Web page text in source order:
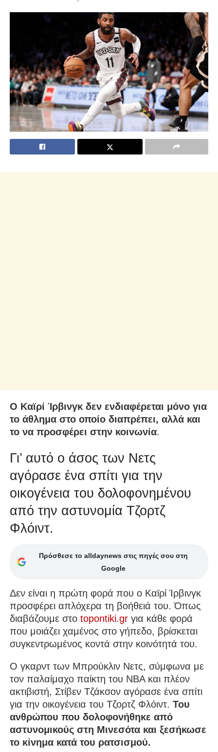
Ο Καϊρί Ίρβινγκ δεν ενδιαφέρεται μόνο για
το άθλημα στο οποίο διαπρέπει, αλλά και
το να προσφέρει στην κοινωνία.
Γι’ αυτό ο άσος των Νετς
αγόρασε ένα σπίτι για την
οικογένεια του δολοφονημένου
από την αστυνομία Τζορτζ
Φλόιντ.
Πρόσθεσε το alldaynews στις πηγές σου στη
Google
Δεν είναι η πρώτη φορά που ο Καϊρί Ίρβινγκ
προσφέρει απλόχερα τη βοήθειά του. Όπως
διαβάζουμε στο topontiki.gr για κάθε φορά
που μοιάζει χαμένος στο γήπεδο, βρίσκεται
συγκεντρωμένος κοντά στην κοινότητά του.
Ο γκαρντ των Μπρούκλιν Νετς, σύμφωνα με
τον παλαίμαχο παίκτη του ΝΒΑ και πλέον
ακτιβιστή, Στίβεν Τζάκσον αγόρασε ένα σπίτι
για την οικογένεια του Τζορτζ Φλόιντ. Του
ανθρώπου που δολοφονήθηκε από
αστυνομικούς στη Μινεσότα και ξεσήκωσε
το κίνημα κατά του ρατσισμού.